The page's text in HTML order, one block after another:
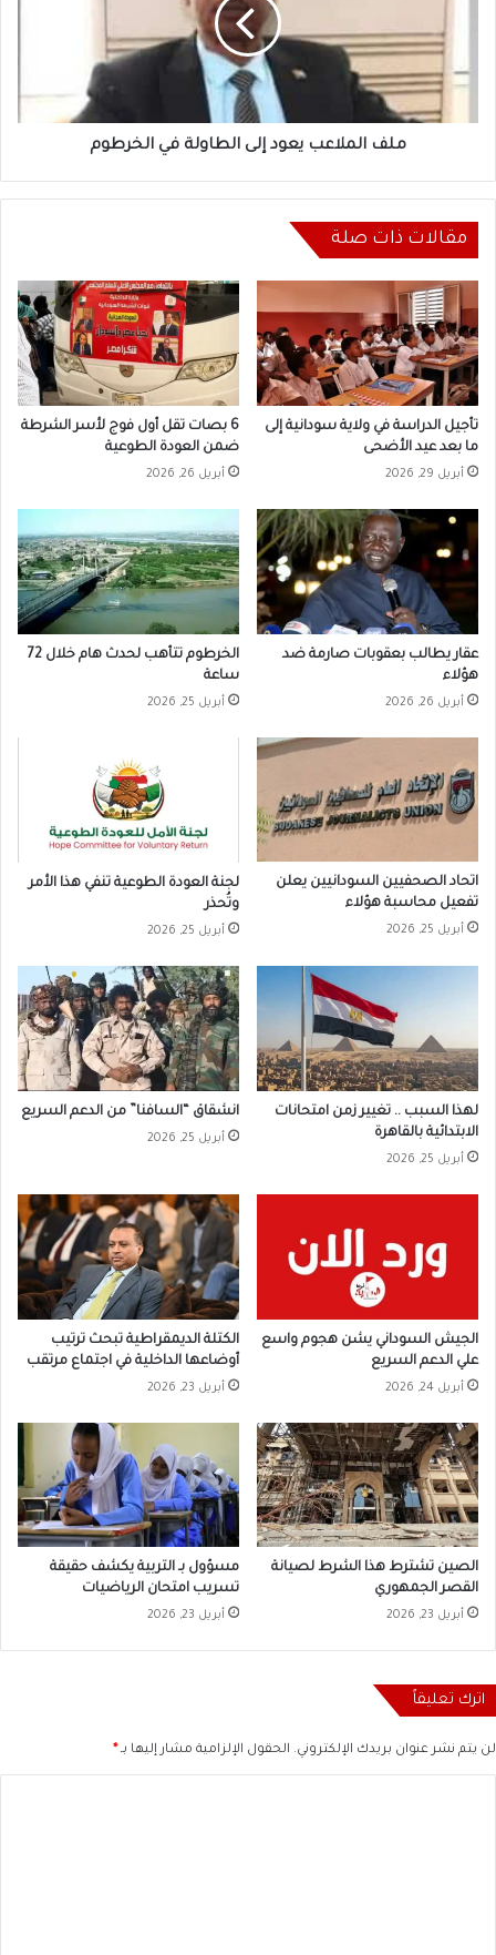
الخرطوم
ملف الملاعب يعود إلى الطاولة في الخرطوم
مقالات ذات صلة
تأجيل الدراسة في ولاية سودانية إلى
ما بعد عيد الأضحى
أبريل 29, 2026
6 بصات تقل أول فوج لأسر الشرطة
ضمن العودة الطوعية
أبريل 26, 2026
عقار يطالب بعقوبات صارمة ضد
هؤلاء
أبريل 26, 2026
الخرطوم تتأهب لحدث هام خلال 72
ساعة
أبريل 25, 2026
اتحاد الصحفيين السودانيين يعلن
تفعيل محاسبة هؤلاء
أبريل 25, 2026
لجنة العودة الطوعية تنفي هذا الأمر
وتُحذر
أبريل 25, 2026
لهذا السبب .. تغيير زمن امتحانات
الابتدائية بالقاهرة
أبريل 25, 2026
انشقاق “السافنا” من الدعم السريع
أبريل 25, 2026
الجيش السوداني يشن هجوم واسع
علي الدعم السريع
أبريل 24, 2026
الكتلة الديمقراطية تبحث ترتيب
أوضاعها الداخلية في اجتماع مرتقب
أبريل 23, 2026
الصين تشترط هذا الشرط لصيانة
القصر الجمهوري
أبريل 23, 2026
مسؤول بـ التربية يكشف حقيقة
تسريب امتحان الرياضيات
أبريل 23, 2026
اترك تعليقاً
لن يتم نشر عنوان بريدك الإلكتروني. الحقول الإلزامية مشار إليها بـ *